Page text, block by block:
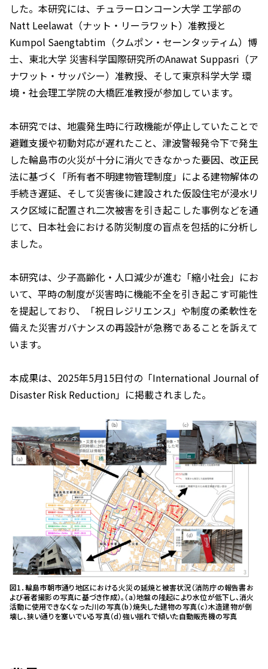
した。本研究には、チュラーロンコーン大学 工学部の
Natt Leelawat（ナット・リーラワット）准教授と
Kumpol Saengtabtim（クムポン・セーンタッティム）博
士、東北大学 災害科学国際研究所のAnawat Suppasri（ア
ナワット・サッパシー）准教授、そして東京科学大学 環
境・社会理工学院の大橋匠准教授が参加しています。
本研究では、地震発生時に行政機能が停止していたことで
避難支援や初動対応が遅れたこと、津波警報発令下で発生
した輪島市の火災が十分に消火できなかった要因、改正民
法に基づく「所有者不明建物管理制度」による建物解体の
手続き遅延、そして災害後に建設された仮設住宅が浸水リ
スク区域に配置され二次被害を引き起こした事例などを通
じて、日本社会における防災制度の盲点を包括的に分析し
ました。
本研究は、少子高齢化・人口減少が進む「縮小社会」にお
いて、平時の制度が災害時に機能不全を引き起こす可能性
を提起しており、「祝日レジリエンス」や制度の柔軟性を
備えた災害ガバナンスの再設計が急務であることを訴えて
います。
本成果は、2025年5月15日付の「International Journal of
Disaster Risk Reduction」に掲載されました。
図1．輪島市朝市通り地区における火災の延焼と被害状況（消防庁の報告書お
よび著者撮影の写真に基づき作成）。（a）地盤の隆起により水位が低下し、消火
活動に使用できなくなった川の写真（b）焼失した建物の写真（c）木造建物が倒
壊し、狭い通りを塞いでいる写真（d）強い揺れで傾いた自動販売機の写真